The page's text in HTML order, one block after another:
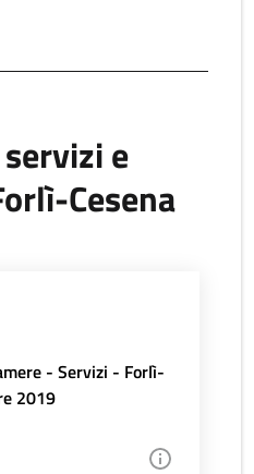
e
Cesena
- Servizi - Forlì-
2019